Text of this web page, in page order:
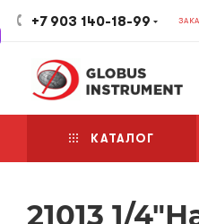
+7 903 140-18-99
КАТАЛОГ
21013 1/